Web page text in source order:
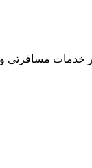
و ضوابط فروش بلیت پروازهای اربعین